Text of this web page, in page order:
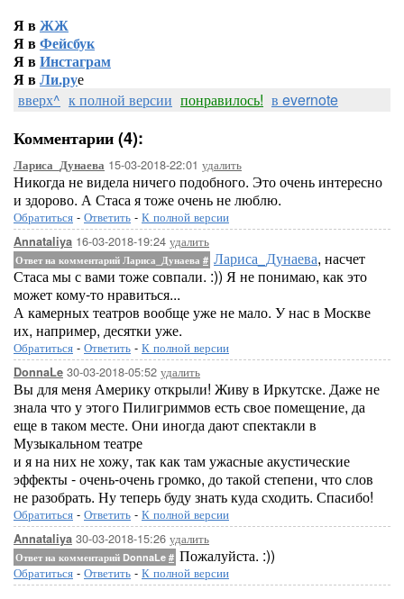
Я вЖЖ
Я вФейсбук
Я вИнстаграм
Я вЛи.руе
вверх^ к полной версии понравилось! в evernote
Комментарии (4):
Лариса_Дунаева 15-03-2018-22:01 удалить
Никогда не видела ничего подобного. Это очень интересно
и здорово. А Стаса я тоже очень не люблю.
Обратиться - Ответить - К полной версии
Annataliya 16-03-2018-19:24 удалить
Ответ на комментарий Лариса_Дунаева # Лариса_Дунаева, насчет
Стаса мы с вами тоже совпали. :)) Я не понимаю, как это
может кому-то нравиться...
А камерных театров вообще уже не мало. У нас в Москве
их, например, десятки уже.
Обратиться - Ответить - К полной версии
DonnaLe 30-03-2018-05:52 удалить
Вы для меня Америку открыли! Живу в Иркутске. Даже не
знала что у этого Пилигриммов есть свое помещение, да
еще в таком месте. Они иногда дают спектакли в
Музыкальном театре
и я на них не хожу, так как там ужасные акустические
эффекты - очень-очень громко, до такой степени, что слов
не разобрать. Ну теперь буду знать куда сходить. Спасибо!
Обратиться - Ответить - К полной версии
Annataliya 30-03-2018-15:26 удалить
Ответ на комментарий DonnaLe # Пожалуйста. :))
Обратиться - Ответить - К полной версии